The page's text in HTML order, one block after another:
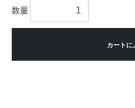
数量
カートに